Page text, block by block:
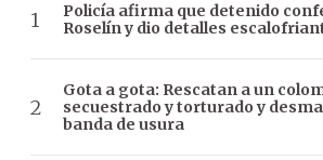
Policía afirma que detenido
Roselín y dio detalles
Gota a gota: Rescatan a un
secuestrado y torturado y
banda de usura